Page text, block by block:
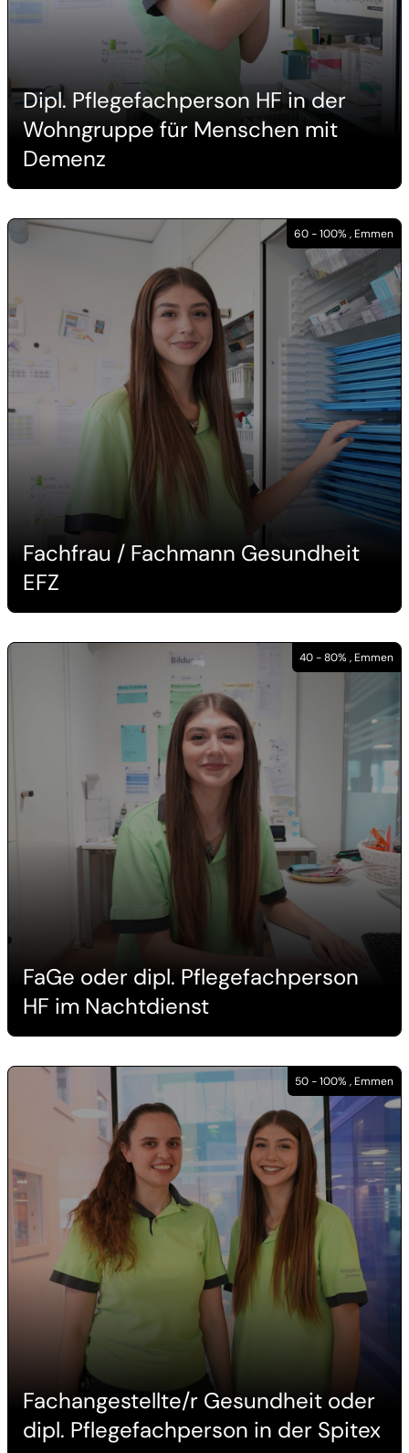
Dipl. Pflegefachperson HF in der
Wohngruppe für Menschen mit
Demenz
60 - 100% , Emmen
Fachfrau / Fachmann Gesundheit
EFZ
40 - 80% , Emmen
FaGe oder dipl. Pflegefachperson
HF im Nachtdienst
50 - 100% , Emmen
Fachangestellte/r Gesundheit oder
dipl. Pflegefachperson in der Spitex